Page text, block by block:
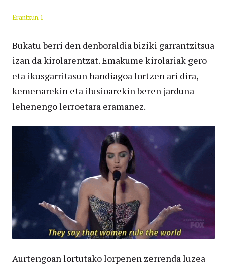
Erantzun 1
Bukatu berri den denboraldia biziki garrantzitsua
izan da kirolarentzat. Emakume kirolariak gero
eta ikusgarritasun handiagoa lortzen ari dira,
kemenarekin eta ilusioarekin beren jarduna
lehenengo lerroetara eramanez.
Aurtengoan lortutako lorpenen zerrenda luzea